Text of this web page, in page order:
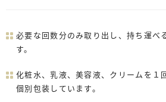
必要な回数分のみ取り出し、持ち運べ
す。
化粧水、乳液、美容液、クリームを１
個別包装しています。